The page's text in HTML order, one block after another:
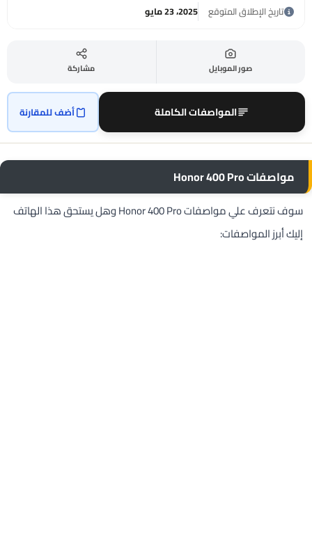
تاريخ الإطلاق المتوقع 2025، 23 مايو
صور الموبايل مشاركة
المواصفات الكاملة أضف للمقارنة
مواصفات Honor 400 Pro
سوف نتعرف علي مواصفات Honor 400 Pro وهل يستحق هذا الهاتف
إليك أبرز المواصفات: